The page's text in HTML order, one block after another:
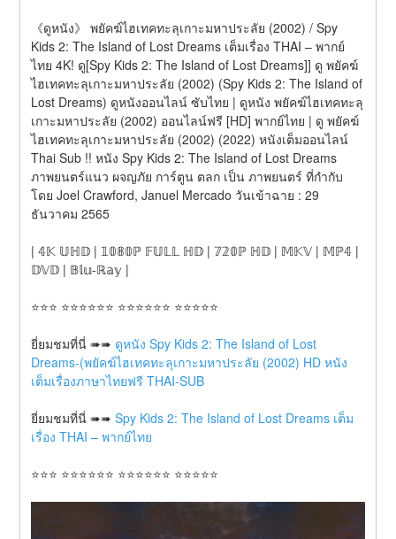
《ดูหนัง》 พยัคฆ์ไฮเทคทะลุเกาะมหาประลัย (2002) / Spy
Kids 2: The Island of Lost Dreams เต็มเรื่อง THAI – พากย์
ไทย 4K! ดู[Spy Kids 2: The Island of Lost Dreams]] ดู พยัคฆ์
ไฮเทคทะลุเกาะมหาประลัย (2002) (Spy Kids 2: The Island of
Lost Dreams) ดูหนังออนไลน์ ซับไทย | ดูหนัง พยัคฆ์ไฮเทคทะลุ
เกาะมหาประลัย (2002) ออนไลน์ฟรี [HD] พากย์ไทย | ดู พยัคฆ์
ไฮเทคทะลุเกาะมหาประลัย (2002) (2022) หนังเต็มออนไลน์
Thai Sub !! หนัง Spy Kids 2: The Island of Lost Dreams
ภาพยนตร์แนว ผจญภัย การ์ตูน ตลก เป็น ภาพยนตร์ ที่กำกับ
โดย Joel Crawford, Januel Mercado วันเข้าฉาย : 29
ธันวาคม 2565
| 𝟜𝕂 𝕌ℍ𝔻 | 𝟙𝟘𝟠𝟘ℙ 𝔽𝕌𝕃𝕃 ℍ𝔻 | 𝟟𝟚𝟘ℙ ℍ𝔻 | 𝕄𝕂𝕍 | 𝕄ℙ𝟜 |
𝔻𝕍𝔻 | 𝔹𝕝𝕦-ℝ𝕒𝕪 |
⭐⭐⭐ ⭐⭐⭐⭐⭐⭐ ⭐⭐⭐⭐⭐⭐ ⭐⭐⭐⭐⭐
ยี่ยมชมที่นี่ ➠➠ ดูหนัง Spy Kids 2: The Island of Lost
Dreams-(พยัคฆ์ไฮเทคทะลุเกาะมหาประลัย (2002) HD หนัง
เต็มเรื่องภาษาไทยฟรี THAI-SUB
ยี่ยมชมที่นี่ ➠➠ Spy Kids 2: The Island of Lost Dreams เต็ม
เรื่อง THAI – พากย์ไทย
⭐⭐⭐ ⭐⭐⭐⭐⭐⭐ ⭐⭐⭐⭐⭐⭐ ⭐⭐⭐⭐⭐